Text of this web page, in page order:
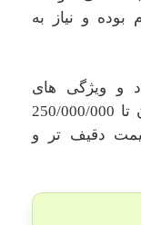
و نیاز به
و ویژگی های
تا 250/000/000
دقیف تر و